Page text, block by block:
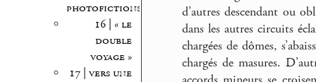
photofictions
16 | « le
double
voyage »
17 | vers une
d’autres descendant ou
dans les autres circuits
chargées de dômes,
chargés de masures.